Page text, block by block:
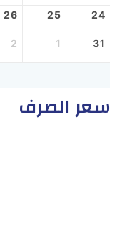
24
25
26
31
1
2
سعر الصرف